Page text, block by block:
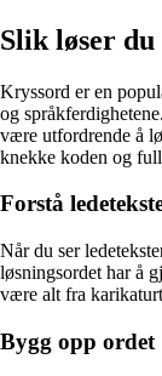
Slik løser
Kryssord er en
og
være utfordrende å
knekke koden og
Forstå
Når du ser
løsningsordet har å
være alt fra
Bygg opp ordet